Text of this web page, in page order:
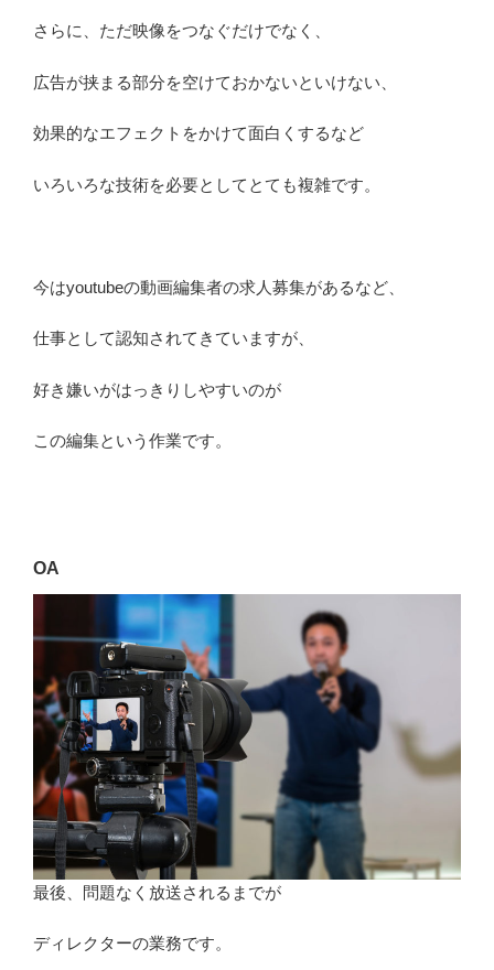
さらに、ただ映像をつなぐだけでなく、
広告が挟まる部分を空けておかないといけない、
効果的なエフェクトをかけて面白くするなど
いろいろな技術を必要としてとても複雑です。
今はyoutubeの動画編集者の求人募集があるなど、
仕事として認知されてきていますが、
好き嫌いがはっきりしやすいのが
この編集という作業です。
OA
最後、問題なく放送されるまでが
ディレクターの業務です。